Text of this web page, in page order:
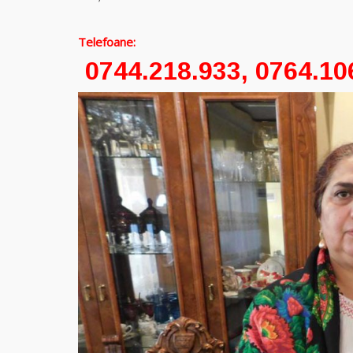
Telefoane:
0744.218.933,